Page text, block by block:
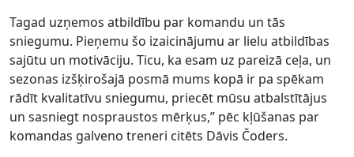
Tagad uzņemos atbildību par komandu un tās
sniegumu. Pieņemu šo izaicinājumu ar lielu atbildības
sajūtu un motivāciju. Ticu, ka esam uz pareizā ceļa, un
sezonas izšķirošajā posmā mums kopā ir pa spēkam
rādīt kvalitatīvu sniegumu, priecēt mūsu atbalstītājus
un sasniegt nospraustos mērķus,” pēc kļūšanas par
komandas galveno treneri citēts Dāvis Čoders.